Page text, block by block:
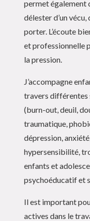
permet également
délester d’un
porter. L’écoute
et professionnelle
la pression.
J’accompagne
travers différentes
(burn-out, deuil,
traumatique,
dépression,
hypersensibilité,
enfants et
psychoéducatif et
Il est important
actives dans le